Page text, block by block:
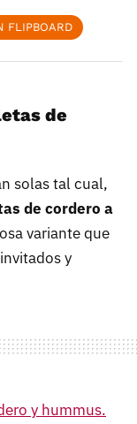
FLIPBOARD
de
solas tal cual,
de cordero a
variante que
y
y hummus.